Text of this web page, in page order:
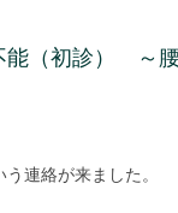
（初診） ～
連絡が来ました。